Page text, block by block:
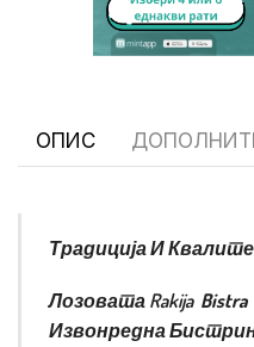
ОПИС
Традиција И
Лозовата Rakija Bistra
Извонредна